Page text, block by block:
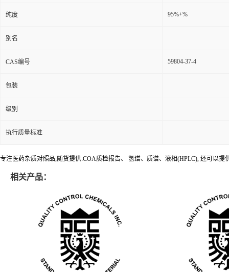
纯度 95%+%
别名
CAS编号 59804-37-4
包装
级别
执行质量标准
专注医药杂质对照品;随货提供:COA质检报告、 氢谱、质谱、液相(HPLC), 还可以
相关产品：